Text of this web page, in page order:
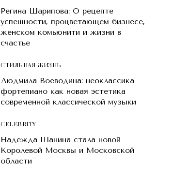
Регина Шарипова: О рецепте
успешности, процветающем бизнесе,
женском комьюнити и жизни в
счастье
СТИЛЬНАЯ ЖИЗНЬ
Людмила Воеводина: неоклассика
фортепиано как новая эстетика
современной классической музыки
CELEBRITY
Надежда Шанина стала новой
Королевой Москвы и Московской
области